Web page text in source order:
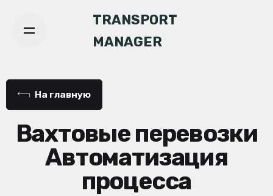
TRANSPORT
MANAGER
На главную
Вахтовые перевозки
Автоматизация
процесса